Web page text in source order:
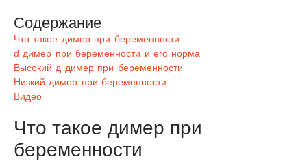
Содержание
Что такое димер при беременности
d димер при беременности и его норма
Высокий д димер при беременности
Низкий димер при беременности
Видео
Что такое димер при
беременности